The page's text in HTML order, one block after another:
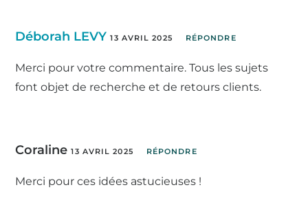
Déborah LEVY 13 AVRIL 2025 RÉPONDRE
Merci pour votre commentaire. Tous les sujets
font objet de recherche et de retours clients.
Coraline13 AVRIL 2025 RÉPONDRE
Merci pour ces idées astucieuses !